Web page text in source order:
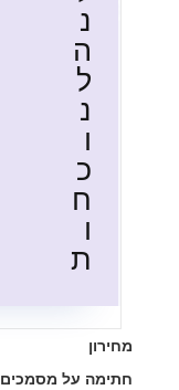
נ
ה
ל
נ
ו
כ
ח
ו
ת
מחירון
חתימה על מסמכים